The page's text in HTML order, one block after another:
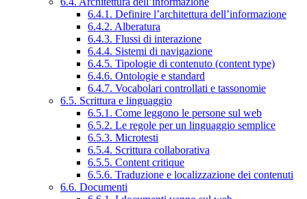
6.4.1. Definire l’architettura dell’informazione
6.4.2. Alberatura
6.4.3. Flussi di interazione
6.4.4. Sistemi di navigazione
6.4.5. Tipologie di contenuto (content type)
6.4.6. Ontologie e standard
6.4.7. Vocabolari controllati e tassonomie
6.5. Scrittura e linguaggio
6.5.1. Come leggono le persone sul web
6.5.2. Le regole per un linguaggio semplice
6.5.3. Microtesti
6.5.4. Scrittura collaborativa
6.5.5. Content critique
6.5.6. Traduzione e localizzazione dei contenuti
6.6. Documenti